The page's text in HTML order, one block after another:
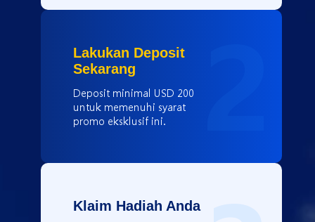
Lakukan Deposit
Sekarang
Deposit minimal USD 200
untuk memenuhi syarat
promo eksklusif ini.
Klaim Hadiah Anda